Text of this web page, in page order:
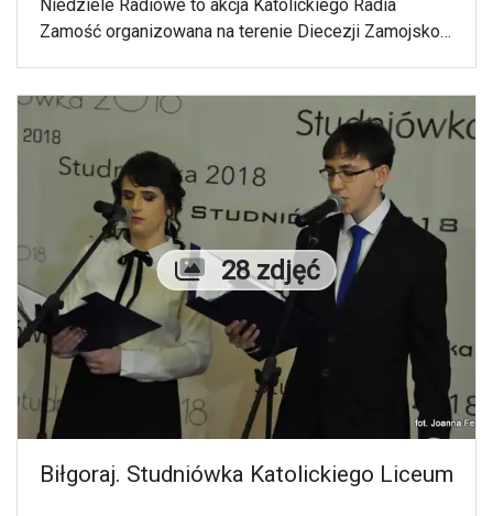
Niedziele Radiowe to akcja Katolickiego Radia
Zamość organizowana na terenie Diecezji Zamojsko-
Tomasza Apostoła w Majdanie Sopockim.
Liczba zdjęć
28 zdjęć
Biłgoraj. Studniówka Katolickiego Liceum